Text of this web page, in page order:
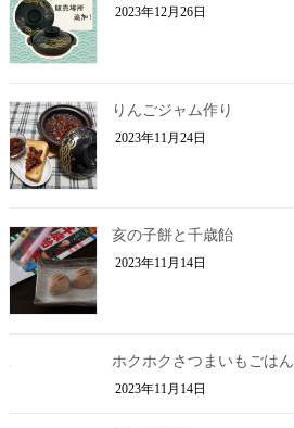
2023年12月26日
りんごジャム作り
2023年11月24日
亥の子餅と千歳飴
2023年11月14日
ホクホクさつまいもごはん
2023年11月14日